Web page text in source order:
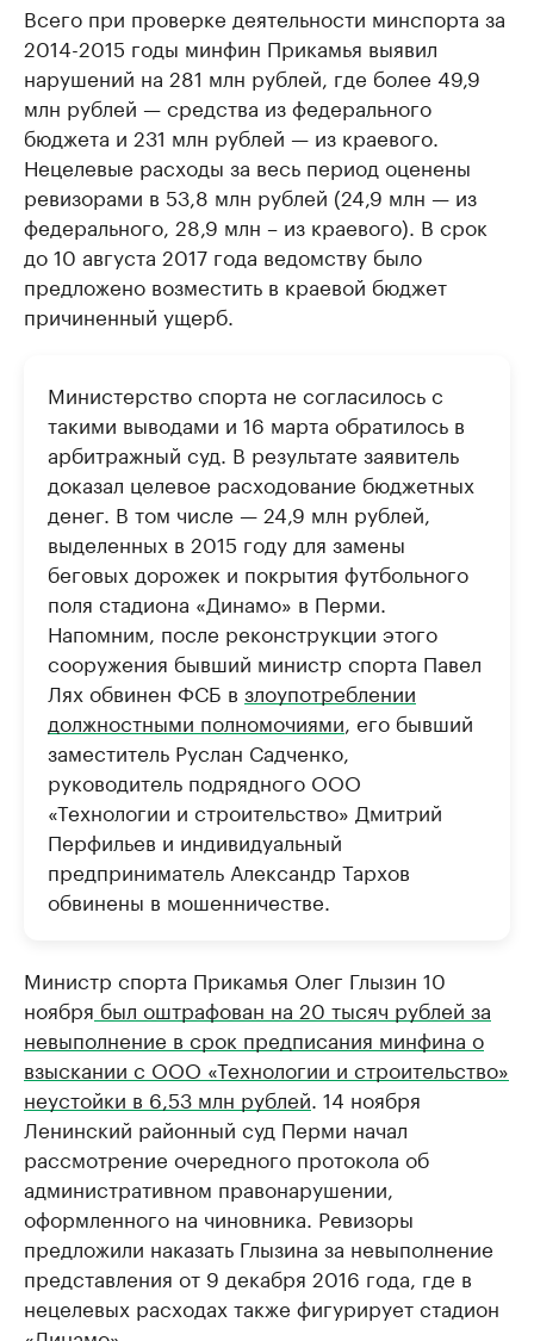
Всего при проверке деятельности минспорта за
2014-2015 годы минфин Прикамья выявил
нарушений на 281 млн рублей, где более 49,9
млн рублей — средства из федерального
бюджета и 231 млн рублей — из краевого.
Нецелевые расходы за весь период оценены
ревизорами в 53,8 млн рублей (24,9 млн — из
федерального, 28,9 млн – из краевого). В срок
до 10 августа 2017 года ведомству было
предложено возместить в краевой бюджет
причиненный ущерб.
Министерство спорта не согласилось с
такими выводами и 16 марта обратилось в
арбитражный суд. В результате заявитель
доказал целевое расходование бюджетных
денег. В том числе — 24,9 млн рублей,
выделенных в 2015 году для замены
беговых дорожек и покрытия футбольного
поля стадиона «Динамо» в Перми.
Напомним, после реконструкции этого
сооружения бывший министр спорта Павел
Лях обвинен ФСБ в злоупотреблении
должностными полномочиями, его бывший
заместитель Руслан Садченко,
руководитель подрядного ООО
«Технологии и строительство» Дмитрий
Перфильев и индивидуальный
предприниматель Александр Тархов
обвинены в мошенничестве.
Министр спорта Прикамья Олег Глызин 10
ноября был оштрафован на 20 тысяч рублей за
невыполнение в срок предписания минфина о
взыскании с ООО «Технологии и строительство»
неустойки в 6,53 млн рублей. 14 ноября
Ленинский районный суд Перми начал
рассмотрение очередного протокола об
административном правонарушении,
оформленного на чиновника. Ревизоры
предложили наказать Глызина за невыполнение
представления от 9 декабря 2016 года, где в
нецелевых расходах также фигурирует стадион